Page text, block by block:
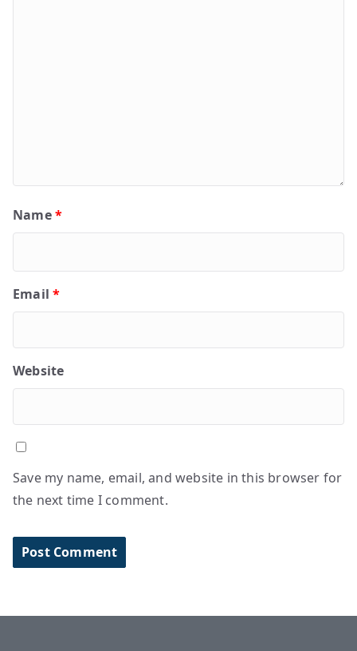
Name*
Email*
Website
Save my name, email, and website in this browser for
the next time I comment.